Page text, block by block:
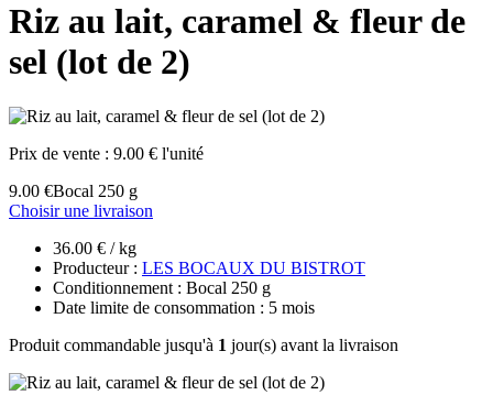
Riz au lait, caramel & fleur de
sel (lot de 2)
Prix de vente : 9.00 € l'unité
9.00 €Bocal 250 g
Choisir une livraison
36.00 € / kg
Producteur : LES BOCAUX DU BISTROT
Conditionnement : Bocal 250 g
Date limite de consommation : 5 mois
Produit commandable jusqu'à 1 jour(s) avant la livraison